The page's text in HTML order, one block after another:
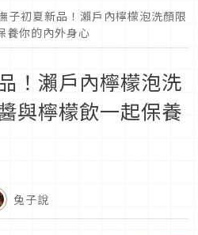
子初夏新品！瀨戶內檸檬泡洗顏限
養你的內外身心
！瀨戶內檸檬泡洗
與檸檬飲一起保養
兔子說